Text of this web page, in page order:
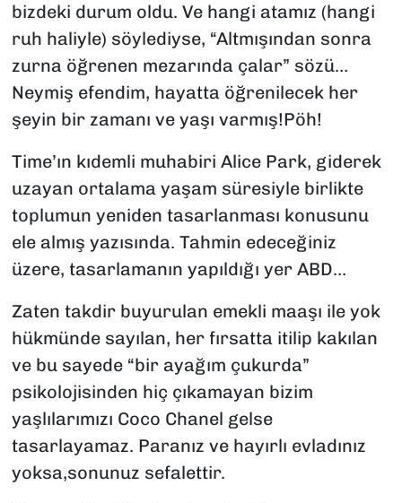
bizdeki durum oldu. Ve hangi atamız (hangi
ruh haliyle) söylediyse, “Altmışından sonra
zurna öğrenen mezarında çalar” sözü…
Neymiş efendim, hayatta öğrenilecek her
şeyin bir zamanı ve yaşı varmış!Pöh!
Time’ın kıdemli muhabiri Alice Park, giderek
uzayan ortalama yaşam süresiyle birlikte
toplumun yeniden tasarlanması konusunu
ele almış yazısında. Tahmin edeceğiniz
üzere, tasarlamanın yapıldığı yer ABD…
Zaten takdir buyurulan emekli maaşı ile yok
hükmünde sayılan, her fırsatta itilip kakılan
ve bu sayede “bir ayağım çukurda”
psikolojisinden hiç çıkamayan bizim
yaşlılarımızı Coco Chanel gelse
tasarlayamaz. Paranız ve hayırlı evladınız
yoksa,sonunuz sefalettir.